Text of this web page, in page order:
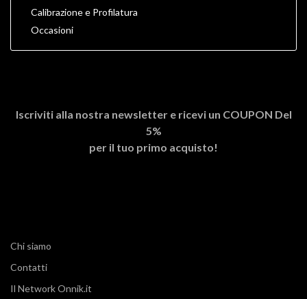
Calibrazione e Profilatura
Occasioni
Iscriviti alla nostra newsletter e ricevi un COUPON Del
5%
per il tuo primo acquisto!
Chi siamo
Contatti
Il Network Onnik.it